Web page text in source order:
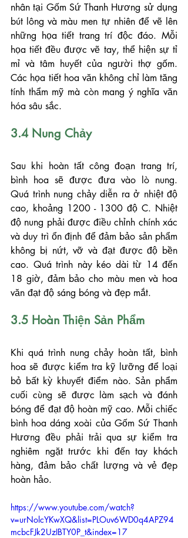
nhân tại Gốm Sứ Thanh Hương sử dụng
bút lông và màu men tự nhiên để vẽ lên
những họa tiết trang trí độc đáo. Mỗi
họa tiết đều được vẽ tay, thể hiện sự tỉ
mỉ và tâm huyết của người thợ gốm.
Các họa tiết hoa văn không chỉ làm tăng
tính thẩm mỹ mà còn mang ý nghĩa văn
hóa sâu sắc.
3.4 Nung Chảy
Sau khi hoàn tất công đoạn trang trí,
bình hoa sẽ được đưa vào lò nung.
Quá trình nung chảy diễn ra ở nhiệt độ
cao, khoảng 1200 - 1300 độ C. Nhiệt
độ nung phải được điều chỉnh chính xác
và duy trì ổn định để đảm bảo sản phẩm
không bị nứt, vỡ và đạt được độ bền
cao. Quá trình này kéo dài từ 14 đến
18 giờ, đảm bảo cho màu men và hoa
văn đạt độ sáng bóng và đẹp mắt.
3.5 Hoàn Thiện Sản Phẩm
Khi quá trình nung chảy hoàn tất, bình
hoa sẽ được kiểm tra kỹ lưỡng để loại
bỏ bất kỳ khuyết điểm nào. Sản phẩm
cuối cùng sẽ được làm sạch và đánh
bóng để đạt độ hoàn mỹ cao. Mỗi chiếc
bình hoa dáng xoài của Gốm Sứ Thanh
Hương đều phải trải qua sự kiểm tra
nghiêm ngặt trước khi đến tay khách
hàng, đảm bảo chất lượng và vẻ đẹp
hoàn hảo.
https://www.youtube.com/watch?
v=urNolcYKwXQ&list=PLOuv6WD0q4APZ94
mcbcFJk2UzIBTY0P_t&index=17